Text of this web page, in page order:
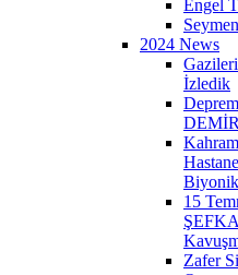
Engel
2024 News
İzledik
15
Zafer